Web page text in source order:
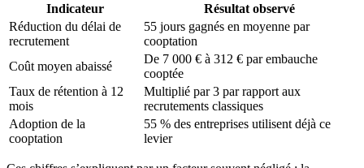
Indicateur
Résultat observé
Réduction du délai de
recrutement
55 jours gagnés en moyenne par
cooptation
Coût moyen abaissé
De 7 000 € à 312 € par embauche
cooptée
Taux de rétention à 12
mois
Multiplié par 3 par rapport aux
recrutements classiques
Adoption de la
cooptation
55 % des entreprises utilisent déjà ce
levier